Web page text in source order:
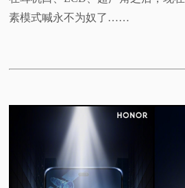
素模式喊永不为奴了……